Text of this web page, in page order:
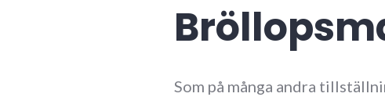
Som på många andra